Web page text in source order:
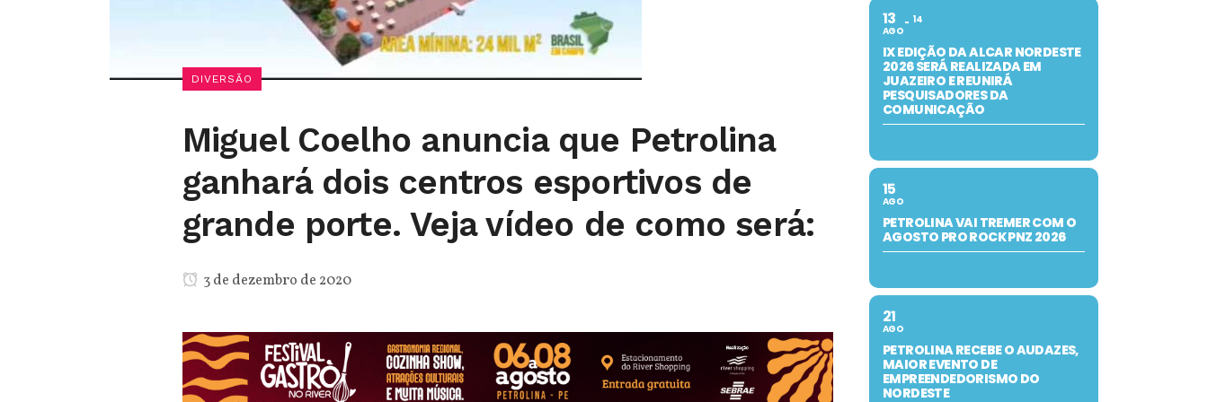
DIVERSÃO
Miguel Coelho anuncia que Petrolina
ganhará dois centros esportivos de
grande porte. Veja vídeo de como será:
3 de dezembro de 2020
13
AGO
14
IX EDIÇÃO DA ALCAR NORDESTE
2026 SERÁ REALIZADA EM
JUAZEIRO E REUNIRÁ
PESQUISADORES DA
COMUNICAÇÃO
15
AGO
PETROLINA VAI TREMER COM O
AGOSTO PRO ROCK PNZ 2026
21
AGO
PETROLINA RECEBE O AUDAZES,
MAIOR EVENTO DE
EMPREENDEDORISMO DO
NORDESTE